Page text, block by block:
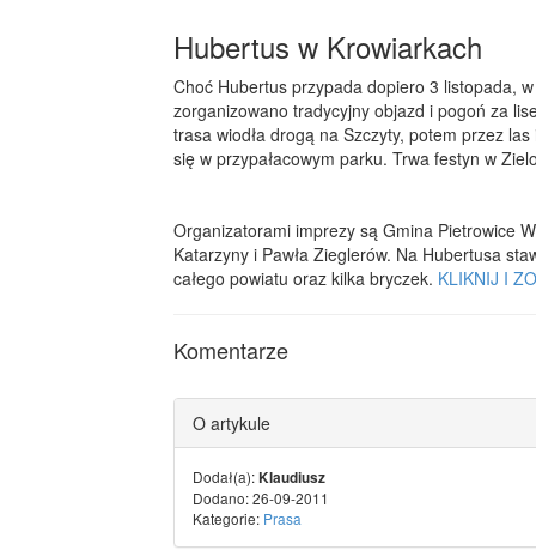
Hubertus w Krowiarkach
Choć Hubertus przypada dopiero 3 listopada,
zorganizowano tradycyjny objazd i pogoń za
trasa wiodła drogą na Szczyty, potem przez
się w przypałacowym parku. Trwa festyn w
Organizatorami imprezy są Gmina Pietrowice
Katarzyny i Pawła Zieglerów. Na Hubertusa
całego powiatu oraz kilka bryczek. KLIKNIJ I
Komentarze
O artykule
Dodał(a):Klaudiusz
Dodano: 26-09-2011
Kategorie: Prasa